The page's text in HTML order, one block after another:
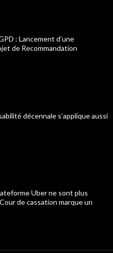
: Lancement d’une
de Recommandation
décennale s’applique aussi
Uber ne sont plus
de cassation marque un